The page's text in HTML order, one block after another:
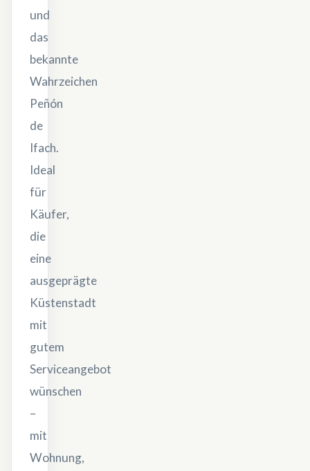
und
das
bekannte
Wahrzeichen
Peñón
de
Ifach.
Ideal
für
Käufer,
die
eine
ausgeprägte
Küstenstadt
mit
gutem
Serviceangebot
wünschen
–
mit
Wohnung,